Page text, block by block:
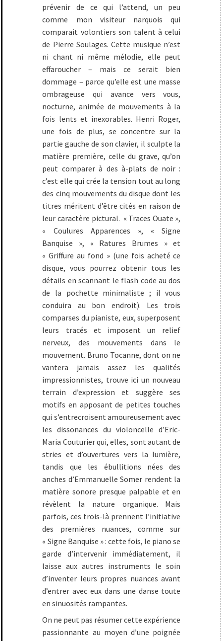
prévenir de ce qui l’attend, un peu
comme mon visiteur narquois qui
comparait volontiers son talent à celui
de Pierre Soulages. Cette musique n’est
ni chant ni même mélodie, elle peut
effaroucher – mais ce serait bien
dommage – parce qu’elle est une masse
ombrageuse qui avance vers vous,
nocturne, animée de mouvements à la
fois lents et inexorables. Henri Roger,
une fois de plus, se concentre sur la
partie gauche de son clavier, il sculpte la
matière première, celle du grave, qu’on
peut comparer à des à-plats de noir :
c’est elle qui crée la tension tout au long
des cinq mouvements du disque dont les
titres méritent d’être cités en raison de
leur caractère pictural. « Traces Ouate »,
« Coulures Apparences », « Signe
Banquise », « Ratures Brumes » et
« Griffure au fond » (une fois acheté ce
disque, vous pourrez obtenir tous les
détails en scannant le flash code au dos
de la pochette minimaliste ; il vous
conduira au bon endroit). Les trois
comparses du pianiste, eux, superposent
leurs tracés et imposent un relief
nerveux, des mouvements dans le
mouvement. Bruno Tocanne, dont on ne
vantera jamais assez les qualités
impressionnistes, trouve ici un nouveau
terrain d’expression et suggère ses
motifs en apposant de petites touches
qui s’entrecroisent amoureusement avec
les dissonances du violoncelle d’Eric-
Maria Couturier qui, elles, sont autant de
stries et d’ouvertures vers la lumière,
tandis que les ébullitions nées des
anches d’Emmanuelle Somer rendent la
matière sonore presque palpable et en
révèlent la nature organique. Mais
parfois, ces trois-là prennent l’initiative
des premières nuances, comme sur
« Signe Banquise » : cette fois, le piano se
garde d’intervenir immédiatement, il
laisse aux autres instruments le soin
d’inventer leurs propres nuances avant
d’entrer avec eux dans une danse toute
en sinuosités rampantes.
On ne peut pas résumer cette expérience
passionnante au moyen d’une poignée